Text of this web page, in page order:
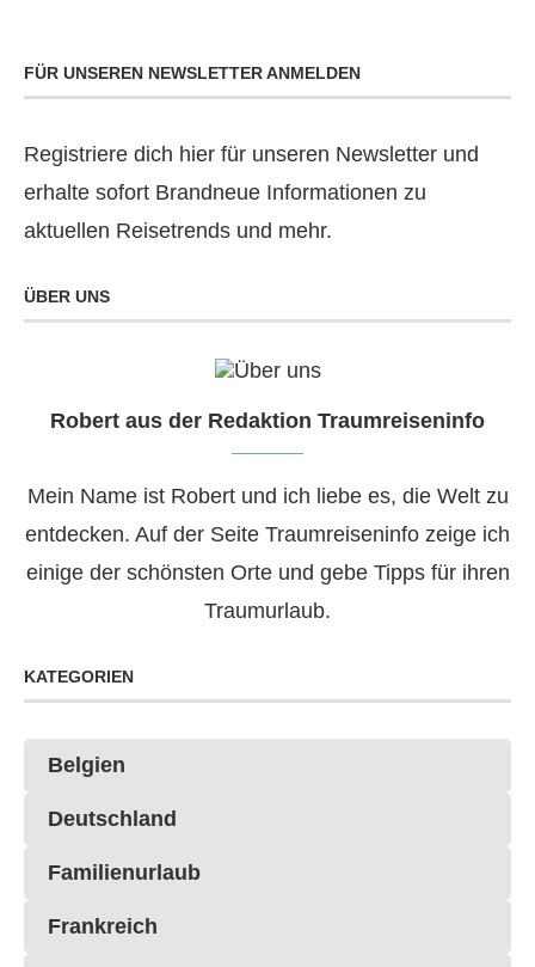
FÜR UNSEREN NEWSLETTER ANMELDEN
Registriere dich hier für unseren Newsletter und
erhalte sofort Brandneue Informationen zu
aktuellen Reisetrends und mehr.
ÜBER UNS
Robert aus der Redaktion Traumreiseninfo
Mein Name ist Robert und ich liebe es, die Welt zu
entdecken. Auf der Seite Traumreiseninfo zeige ich
einige der schönsten Orte und gebe Tipps für ihren
Traumurlaub.
KATEGORIEN
Belgien
Deutschland
Familienurlaub
Frankreich